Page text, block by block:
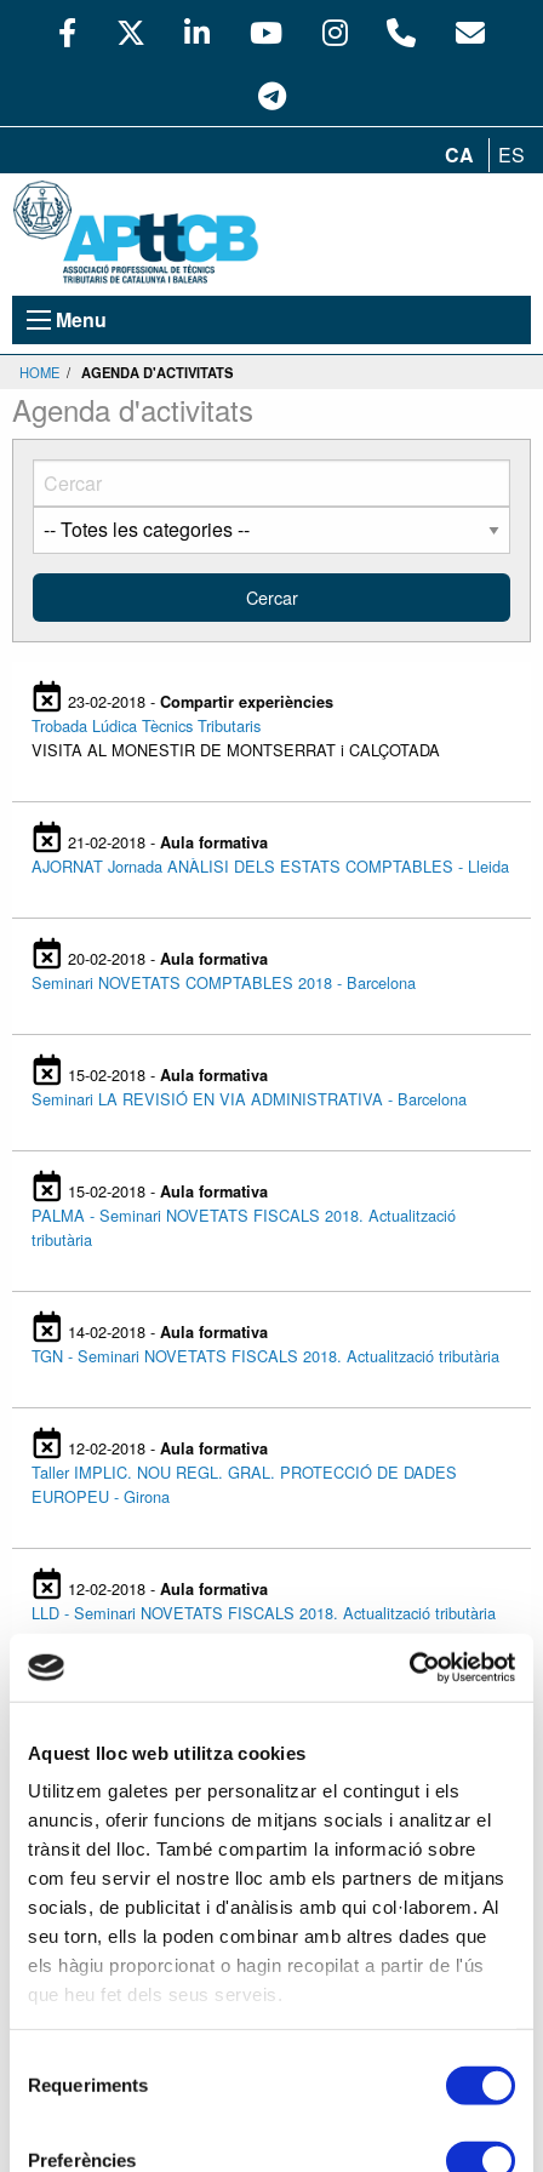
Aquest lloc web utilitza cookies
Utilitzem galetes per personalitzar el contingut i els
anuncis, oferir funcions de mitjans socials i analitzar el
trànsit del lloc. També compartim la informació sobre
com feu servir el nostre lloc amb els partners de mitjans
socials, de publicitat i d'anàlisis amb qui col·laborem. Al
seu torn, ells la poden combinar amb altres dades que
els hàgiu proporcionat o hagin recopilat a partir de l'ús
que heu fet dels seus serveis.
Requeriments
Preferències
CA ES
Menu
HOME / AGENDA D'ACTIVITATS
Agenda d'activitats
23-02-2018 - Compartir experiències
Trobada Lúdica Tècnics Tributaris
VISITA AL MONESTIR DE MONTSERRAT i CALÇOTADA
21-02-2018 - Aula formativa
AJORNAT Jornada ANÀLISI DELS ESTATS COMPTABLES - Lleida
20-02-2018 - Aula formativa
Seminari NOVETATS COMPTABLES 2018 - Barcelona
15-02-2018 - Aula formativa
Seminari LA REVISIÓ EN VIA ADMINISTRATIVA - Barcelona
15-02-2018 - Aula formativa
PALMA - Seminari NOVETATS FISCALS 2018. Actualització
tributària
14-02-2018 - Aula formativa
TGN - Seminari NOVETATS FISCALS 2018. Actualització tributària
12-02-2018 - Aula formativa
Taller IMPLIC. NOU REGL. GRAL. PROTECCIÓ DE DADES
EUROPEU - Girona
12-02-2018 - Aula formativa
LLD - Seminari NOVETATS FISCALS 2018. Actualització tributària
08-02-2018 -Aula formativa
Barcelona
08-02-2018 -Aula formativa
GIRONA - Seminari NOVETATS FISCALS 2018. Actualització
Següent